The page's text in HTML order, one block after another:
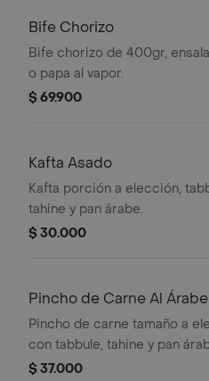
Bife Chorizo
Bife chorizo de 400gr,
o papa al vapor.
$ 69.900
Kafta Asado
Kafta porción a elección,
tahine y pan árabe.
$ 30.000
Pincho de Carne Al Árabe
Pincho de carne tamaño a
con tabbule, tahine y pan
$ 37.000